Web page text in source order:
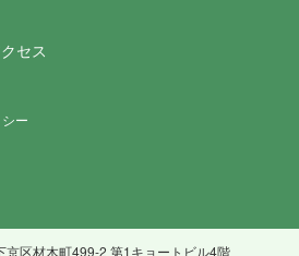
セス
ー
区材木町499-2 第1キョートビル4階